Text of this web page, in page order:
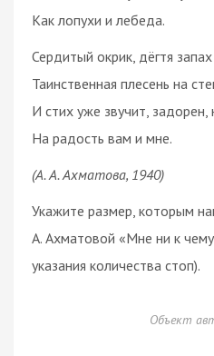
Как лопухи и лебеда.
Сердитый окрик, дёгтя
Таинственная плесень на
И стих уже звучит, задорен,
На радость вам и мне.
(А. А. Ахматова, 1940)
Укажите размер, которым
А. Ахматовой «Мне ни к
указания количества стоп).
Объект